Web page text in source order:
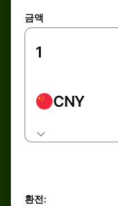
금액
CNY
환전: